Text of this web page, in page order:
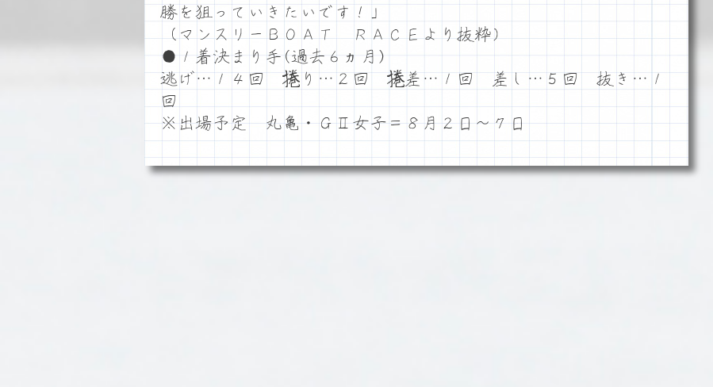
勝を狙っていきたいです！」
（マンスリーＢＯＡＴ ＲＡＣＥより抜粋）
●１着決まり手(過去６ヵ月)
逃げ…１４回 捲り…２回 捲差…１回 差し…５回 抜き…１
回
※出場予定 丸亀・ＧⅡ女子＝８月２日～７日